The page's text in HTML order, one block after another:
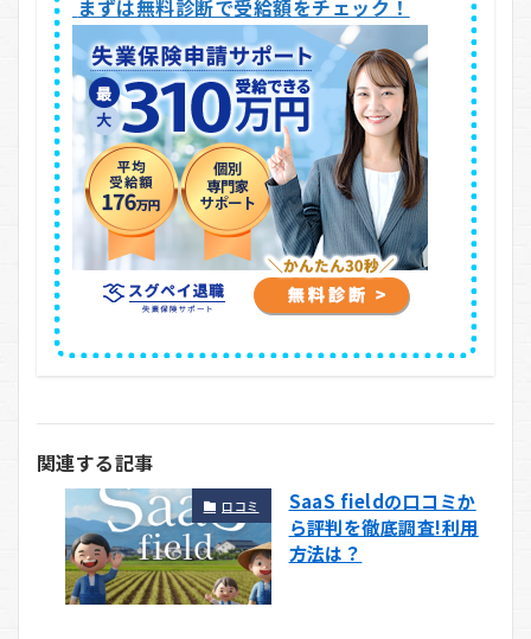
まずは無料診断で受給額をチェック！
関連する記事
口コミ
SaaS fieldの口コミか
ら評判を徹底調査!利用
方法は？